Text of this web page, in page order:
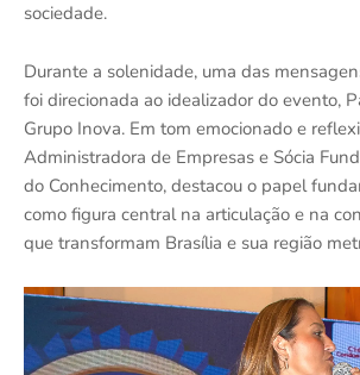
sociedade.
Durante a solenidade, uma das
foi direcionada ao idealizador do evento,
Grupo Inova. Em tom emocionado e
Administradora de Empresas e Sócia
do Conhecimento, destacou o papel
como figura central na articulação e na
que transformam Brasília e sua região